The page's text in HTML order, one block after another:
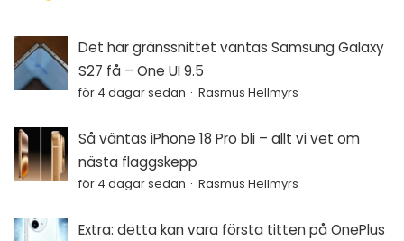
Det här gränssnittet väntas Samsung Galaxy
S27 få – One UI 9.5
för 4 dagar sedan Rasmus Hellmyrs
Så väntas iPhone 18 Pro bli – allt vi vet om
nästa flaggskepp
för 4 dagar sedan Rasmus Hellmyrs
Extra: detta kan vara första titten på OnePlus